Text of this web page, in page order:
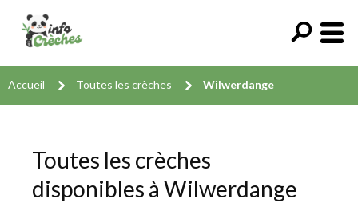
Accueil Toutes les crèches Wilwerdange
Toutes les crèches
disponibles à Wilwerdange